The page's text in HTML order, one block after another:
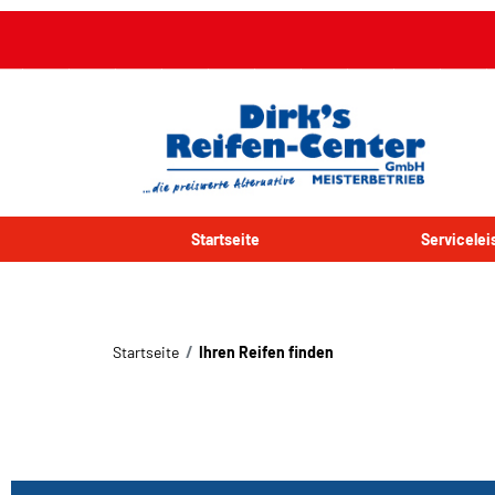
Startseite
Startseite Ihren Reifen finden